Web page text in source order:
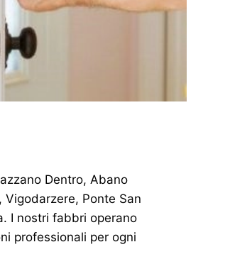
Dentro, Abano
Ponte San
I nostri fabbri operano
professionali per ogni